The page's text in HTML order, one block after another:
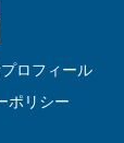
ロフィール
ポリシー